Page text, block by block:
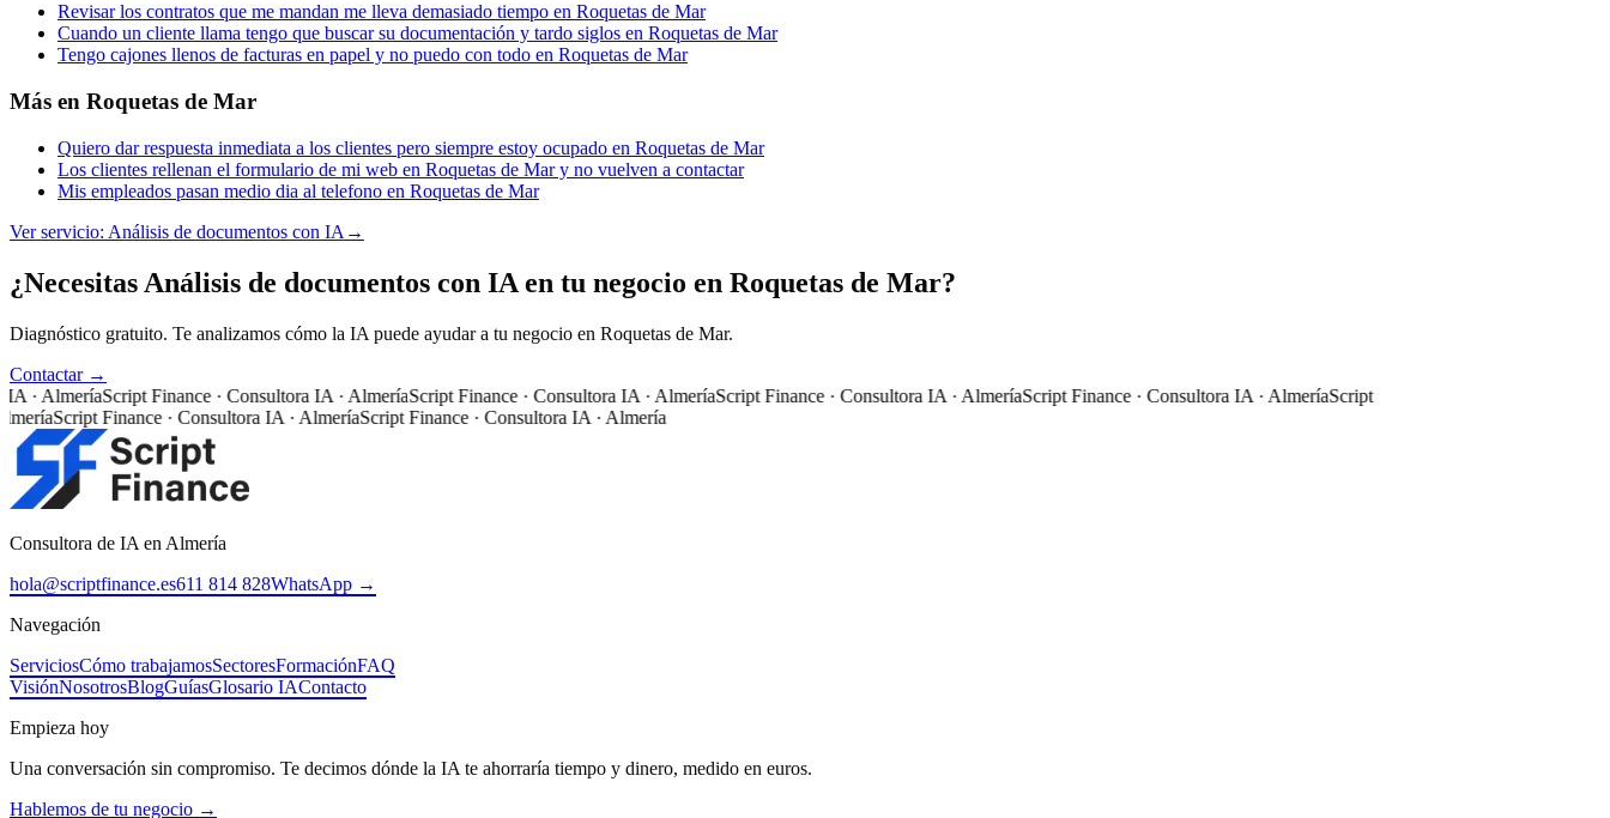
Revisar los contratos que me mandan me lleva demasiado tiempo en Roquetas de Mar
Cuando un cliente llama tengo que buscar su documentación y tardo siglos en Roquetas de Mar
Tengo cajones llenos de facturas en papel y no puedo con todo en Roquetas de Mar
Más en Roquetas de Mar
Quiero dar respuesta inmediata a los clientes pero siempre estoy ocupado en Roquetas de Mar
Los clientes rellenan el formulario de mi web en Roquetas de Mar y no vuelven a contactar
Mis empleados pasan medio dia al telefono en Roquetas de Mar
Ver servicio: Análisis de documentos con IA →
¿Necesitas Análisis de documentos con IA en tu negocio en Roquetas de Mar?
Diagnóstico gratuito. Te analizamos cómo la IA puede ayudar a tu negocio en Roquetas de Mar.
Contactar →
· AlmeríaScript Finance · Consultora IA · AlmeríaScript Finance · Consultora IA · AlmeríaScript Finance · Consultora IA · AlmeríaScript Finance · Consultora IA · AlmeríaScript
Script Finance · Consultora IA · AlmeríaScript Finance · Consultora IA · Almería
Consultora de IA en Almería
hola@scriptfinance.es611 814 828WhatsApp →
Navegación
ServiciosCómo trabajamosSectoresFormaciónFAQ
VisiónNosotrosBlogGuíasGlosario IAContacto
Empieza hoy
Una conversación sin compromiso. Te decimos dónde la IA te ahorraría tiempo y dinero, medido en euros.
Hablemos de tu negocio →